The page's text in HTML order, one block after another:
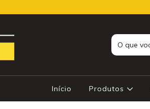
Início Produtos